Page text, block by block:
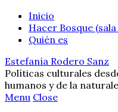
Inicio
Hacer Bosque
Quién es
Estefanía Rodero Sanz
Políticas culturales
humanos y de la
Menu Close